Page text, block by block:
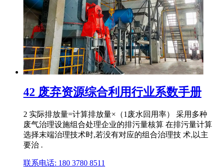
42 废弃资源综合利用行业系数手册
2 实际排放量=计算排放量×（1废水回用率） 采用多种
废气治理设施组合处理企业的排污量核算 在排污量计算
选择末端治理技术时,若没有对应的组合治理技 术,以主
要治 .
联系电话: 180 3780 8511